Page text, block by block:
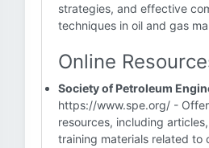
strategies, and effective
techniques in oil and gas
Online
Society of Petroleum
https://www.spe.org/ -
resources, including
training materials related to